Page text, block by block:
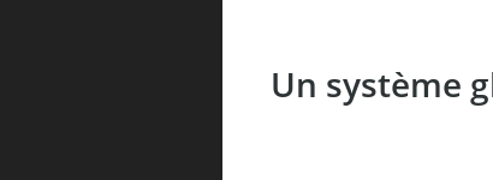
Un système